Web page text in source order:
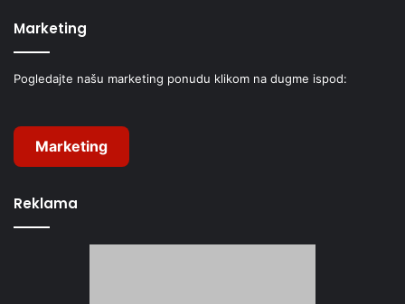
Marketing
Pogledajte našu marketing ponudu klikom na dugme ispod:
Marketing
Reklama